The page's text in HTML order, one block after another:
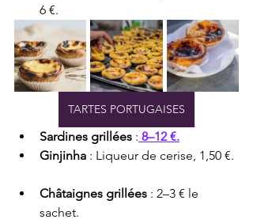
6 €.
TARTES PORTUGAISES
Sardines grillées : 8–12 €.
Ginjinha : Liqueur de cerise, 1,50 €.
Châtaignes grillées : 2–3 € le
sachet.